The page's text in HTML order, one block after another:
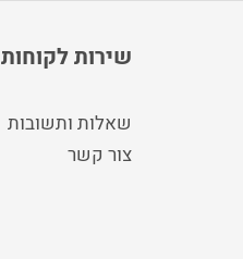
שירות לקוחות
שאלות ותשובות
צור קשר